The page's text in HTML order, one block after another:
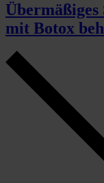
mit Botox